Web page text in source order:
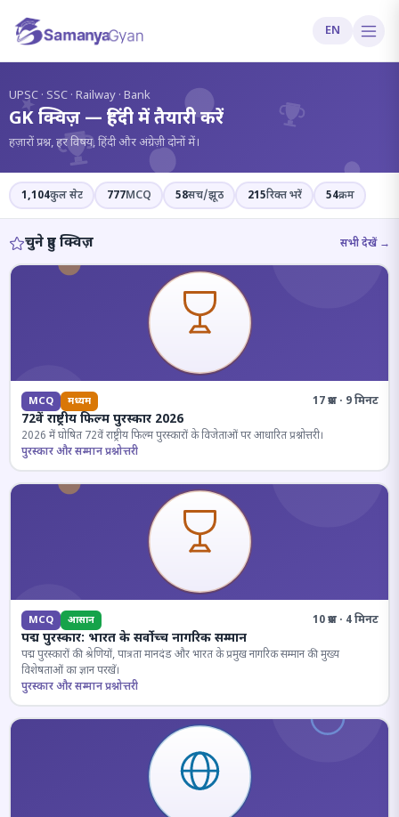
EN
?
UPSC · SSC · Railway · Bank
GK क्विज़ — हिंदी में तैयारी करें
हज़ारों प्रश्न, हर विषय, हिंदी और अंग्रेज़ी दोनों में।
1,104कुल सेट 777MCQ 58सच/झूठ 215रिक्त भरें 54क्रम
चुने हुए क्विज़ सभी देखें →
MCQ मध्यम 17 प्रश्न · 9 मिनट
72वें राष्ट्रीय फिल्म पुरस्कार 2026
2026 में घोषित 72वें राष्ट्रीय फिल्म पुरस्कारों के विजेताओं पर आधारित प्रश्नोत्तरी।
पुरस्कार और सम्मान प्रश्नोत्तरी
MCQ आसान 10 प्रश्न · 4 मिनट
पद्म पुरस्कार: भारत के सर्वोच्च नागरिक सम्मान
पद्म पुरस्कारों की श्रेणियों, पात्रता मानदंड और भारत के प्रमुख नागरिक सम्मान की मुख्य
विशेषताओं का ज्ञान परखें।
पुरस्कार और सम्मान प्रश्नोत्तरी